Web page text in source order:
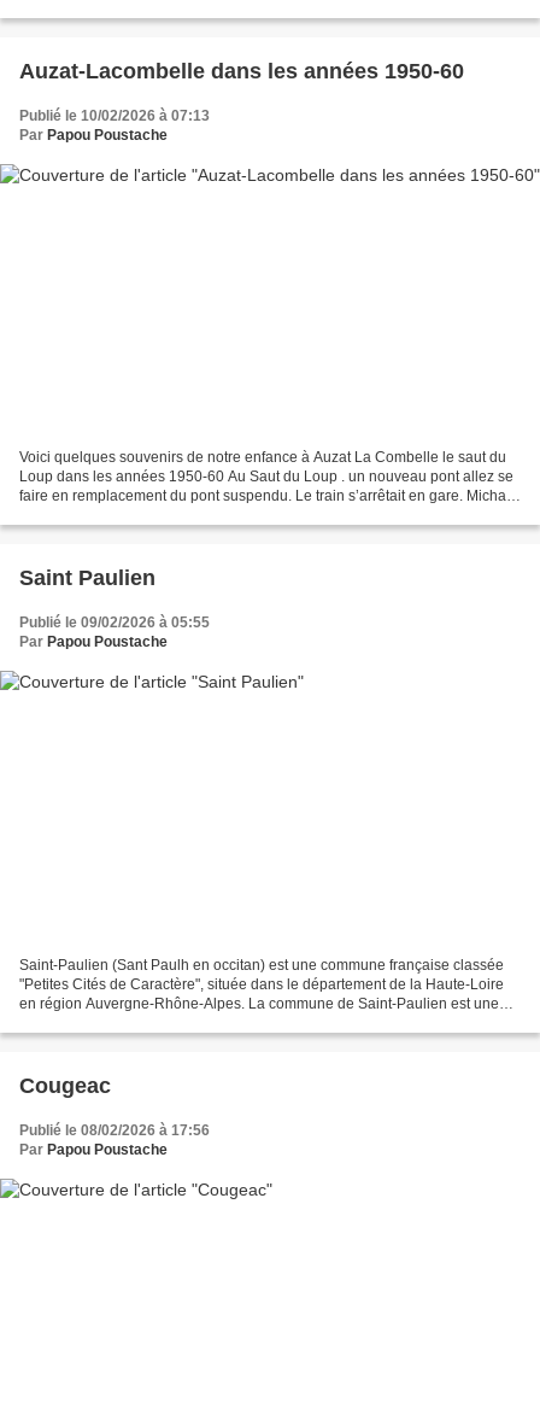
Auzat-Lacombelle dans les années 1950-60
Publié le 10/02/2026 à 07:13
Par Papou Poustache
Voici quelques souvenirs de notre enfance à Auzat La Combelle le saut du
Loup dans les années 1950-60 Au Saut du Loup . un nouveau pont allez se
faire en remplacement du pont suspendu. Le train s’arrêtait en gare. Michard
Saint Paulien
Publié le 09/02/2026 à 05:55
Par Papou Poustache
Saint-Paulien (Sant Paulh en occitan) est une commune française classée
"Petites Cités de Caractère", située dans le département de la Haute-Loire
en région Auvergne-Rhône-Alpes. La commune de Saint-Paulien est une
Cougeac
Publié le 08/02/2026 à 17:56
Par Papou Poustache